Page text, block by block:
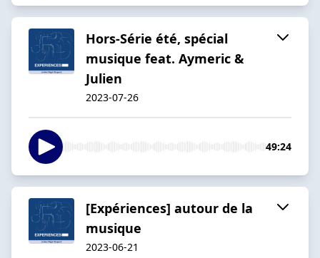
Hors-Série été, spécial
musique feat. Aymeric &
Julien
2023-07-26
49:24
[Expériences] autour de la
musique
2023-06-21